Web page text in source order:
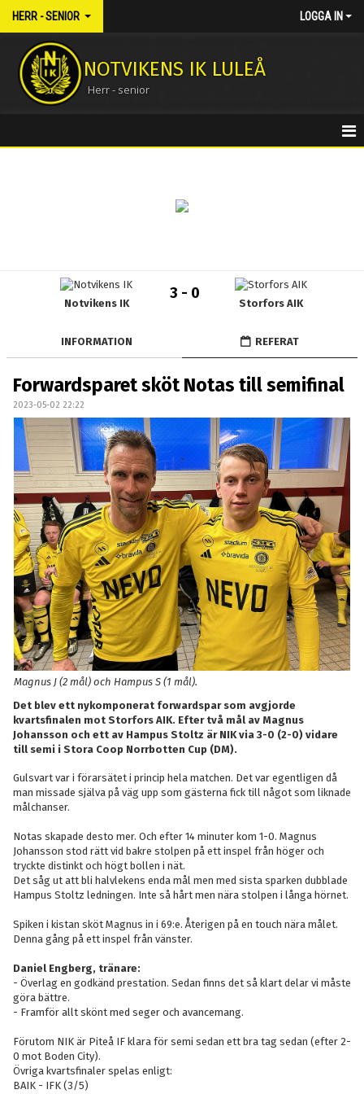
HERR - SENIOR LOGGA IN
NOTVIKENS IK LULEÅ
Herr - senior
BILDGALLERI
KONTAKT
SKYTTELIGOR
MATCHFAKTA
Notvikens IK
3 - 0
Storfors AIK
INFORMATION REFERAT
Forwardsparet sköt Notas till semifinal
2023-05-02 22:22
Magnus J (2 mål) och Hampus S (1 mål).
Det blev ett nykomponerat forwardspar som avgjorde
kvartsfinalen mot Storfors AIK. Efter två mål av Magnus
Johansson och ett av Hampus Stoltz är NIK via 3-0 (2-0) vidare
till semi i Stora Coop Norrbotten Cup (DM).
Gulsvart var i förarsätet i princip hela matchen. Det var egentligen då
man missade själva på väg upp som gästerna fick till något som liknade
målchanser.
Notas skapade desto mer. Och efter 14 minuter kom 1-0. Magnus
Johansson stod rätt vid bakre stolpen på ett inspel från höger och
tryckte distinkt och högt bollen i nät.
Det såg ut att bli halvlekens enda mål men med sista sparken dubblade
Hampus Stoltz ledningen. Inte så hårt men nära stolpen i långa hörnet.
Spiken i kistan sköt Magnus in i 69:e. Återigen på en touch nära målet.
Denna gång på ett inspel från vänster.
Daniel Engberg, tränare:
- Överlag en godkänd prestation. Sedan finns det så klart delar vi måste
göra bättre.
- Framför allt skönt med seger och avancemang.
Förutom NIK är Piteå IF klara för semi sedan ett bra tag sedan (efter 2-
0 mot Boden City).
Övriga kvartsfinaler spelas enligt:
BAIK - IFK (3/5)